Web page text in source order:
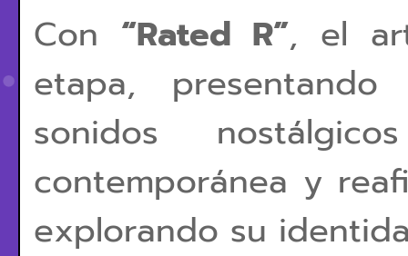
Con “Rated R”, el
etapa,
sonidos
contemporánea y
explorando su